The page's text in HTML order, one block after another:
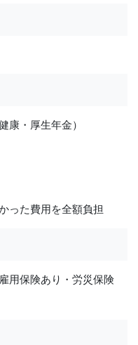
康・厚生年金）
った費用を全額負担
用保険あり・労災保険